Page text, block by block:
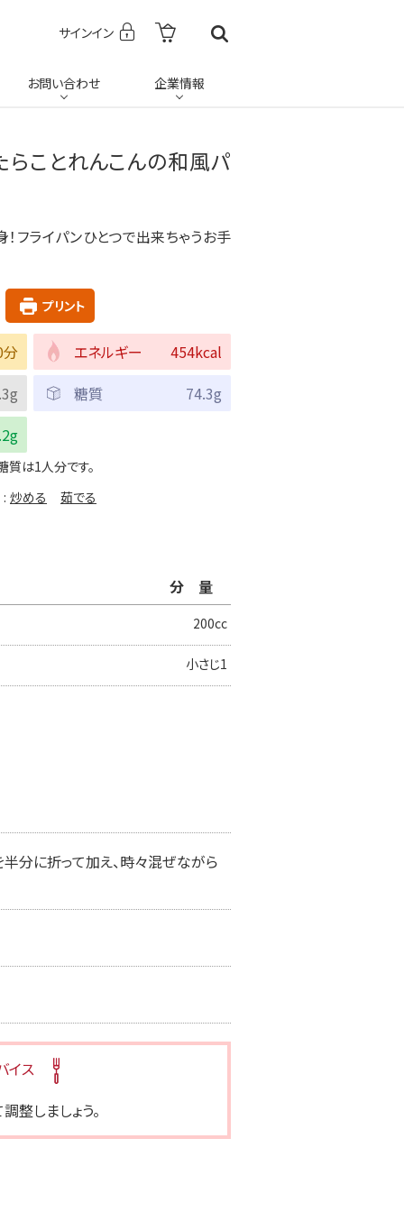
サインイン
お問い合わせ 企業情報
らことれんこんの和風パ
フライパンひとつで出来ちゃうお手
プリント
分 エネルギー
454kcal
糖質
74.3g
質は1人分です。
炒める
茹でる
分量
200cc
小さじ1
分に折って加え、時々混ぜながら
イス
整しましょう。